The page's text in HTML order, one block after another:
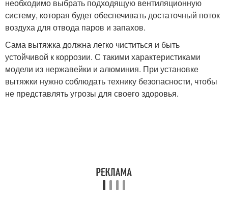
необходимо выбрать подходящую вентиляционную
систему, которая будет обеспечивать достаточный поток
воздуха для отвода паров и запахов.
Сама вытяжка должна легко чиститься и быть
устойчивой к коррозии. С такими характеристиками
модели из нержавейки и алюминия. При установке
вытяжки нужно соблюдать технику безопасности, чтобы
не представлять угрозы для своего здоровья.